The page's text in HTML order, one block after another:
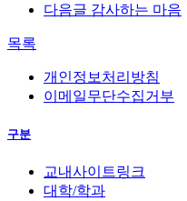
다음글 감사하는 마음
목록
개인정보처리방침
이메일무단수집거부
구분
교내사이트링크
대학/학과